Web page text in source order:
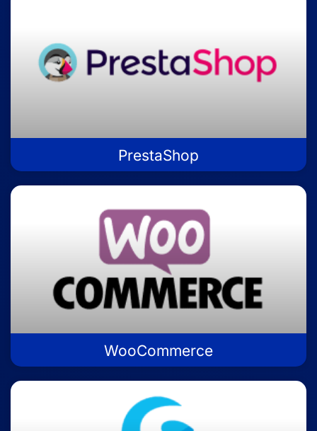
PrestaShop
WooCommerce